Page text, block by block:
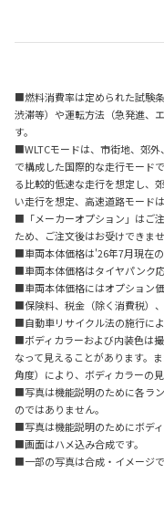
■燃料消費率は定められた試験
渋滞等）や運転方法（急発進、
す。
■WLTCモードは、市街地、郊
で構成した国際的な走行モード
る比較的低速な走行を想定し、
い走行を想定、高速道路モード
■「メーカーオプション」はご
ため、ご注文後はお受けできま
■車両本体価格は'26年7月現在
■車両本体価格はタイヤパンク
■車両本体価格にはオプション
■保険料、税金（除く消費税）
■自動車リサイクル法の施行に
■ボディカラーおよび内装色は
なって見えることがあります。
角度）により、ボディカラーの見
■写真は機能説明のために各ラ
のではありません。
■写真は機能説明のためにボデ
■画面はハメ込み合成です。
■一部の写真は合成・イメージで